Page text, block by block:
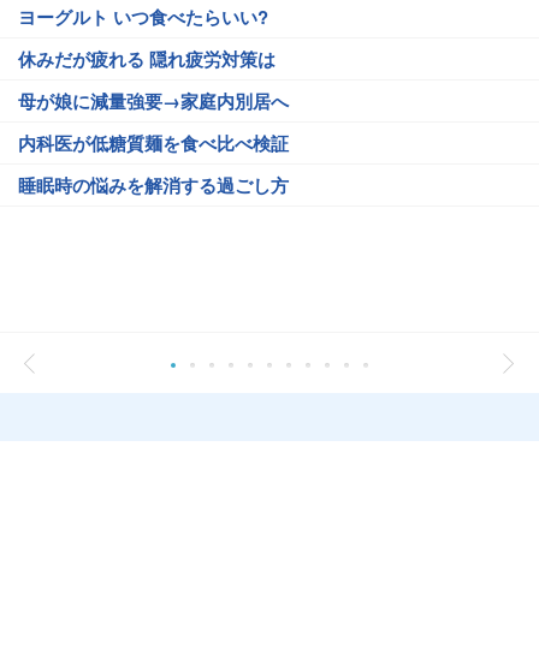
ヨーグルト いつ食べたらいい?
休みだが疲れる 隠れ疲労対策は
母が娘に減量強要→家庭内別居へ
内科医が低糖質麺を食べ比べ検証
睡眠時の悩みを解消する過ごし方